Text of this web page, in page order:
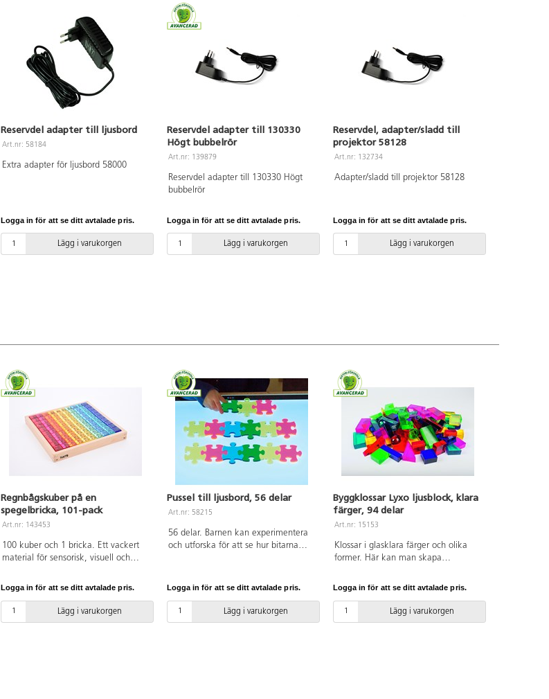
Reservdel adapter till ljusbord
Art.nr: 58184
Extra adapter för ljusbord 58000
Logga in för att se ditt avtalade pris.
Lägg i varukorgen
Reservdel adapter till 130330
Högt bubbelrör
Art.nr: 139879
Reservdel adapter till 130330 Högt
bubbelrör
Logga in för att se ditt avtalade pris.
Lägg i varukorgen
Reservdel, adapter/sladd till
projektor 58128
Art.nr: 132734
Adapter/sladd till projektor 58128
Logga in för att se ditt avtalade pris.
Lägg i varukorgen
Regnbågskuber på en
spegelbricka, 101-pack
Art.nr: 143453
100 kuber och 1 bricka. Ett vackert
material för sensorisk, visuell och
eller räkna. Kuberna går även bra att
bygga torn med. Mått på brickan:
Logga in för att se ditt avtalade pris.
Lägg i varukorgen
Pussel till ljusbord, 56 delar
Art.nr: 58215
56 delar. Barnen kan experimentera
och utforska för att se hur bitarna
mönster och sekvensering. De rejäla
bitarna är idealiska för små händer
Logga in för att se ditt avtalade pris.
Lägg i varukorgen
Byggklossar Lyxo ljusblock, klara
färger, 94 delar
Art.nr: 15153
Klossar i glasklara färger och olika
former. Här kan man skapa
speglar. Färgerna på klossarna är
grön, röd, gul, rosa, blå, petrol och
Logga in för att se ditt avtalade pris.
Lägg i varukorgen